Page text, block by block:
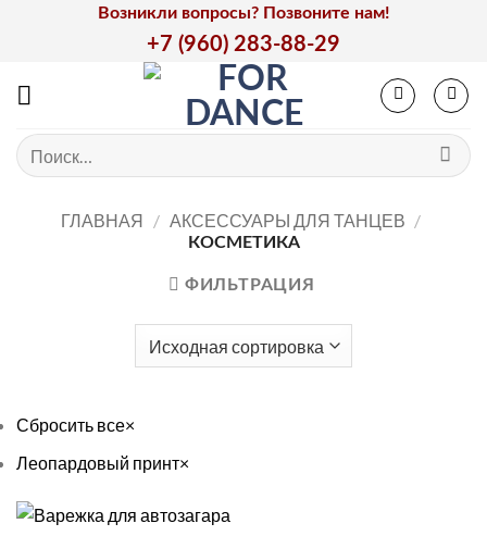
Возникли вопросы? Позвоните нам!
+7 (960) 283-88-29
Искать:
ГЛАВНАЯ / АКСЕССУАРЫ ДЛЯ ТАНЦЕВ /
КОСМЕТИКА
ФИЛЬТРАЦИЯ
Сбросить все×
Леопардовый принт×